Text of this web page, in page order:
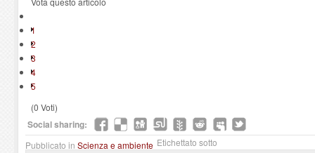
1
2
3
4
5
(0 Voti)
Social sharing:
Pubblicato in Scienza e ambiente Etichettato sotto